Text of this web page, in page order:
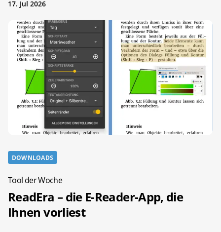
17. Jul 2026
DOWNLOADS
Tool der Woche
ReadEra – die E-Reader-App, die
Ihnen vorliest